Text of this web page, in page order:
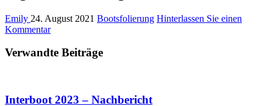
Emily 24. August 2021 Bootsfolierung Hinterlassen Sie einen
Kommentar
Verwandte Beiträge
Interboot 2023 – Nachbericht